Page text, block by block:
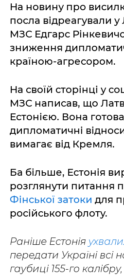
На новину про
посла відреагували у
МЗС Едгарс
зниження
країною-агресором.
На своїй сторінці у
МЗС написав, що
Естонією. Вона
дипломатичні
вимагає від Кремля.
Ба більше, Естонія
розглянути питання
Фінської затоки для
російського флоту.
Раніше Естонія
передати Україні всі
гаубиці 155-го